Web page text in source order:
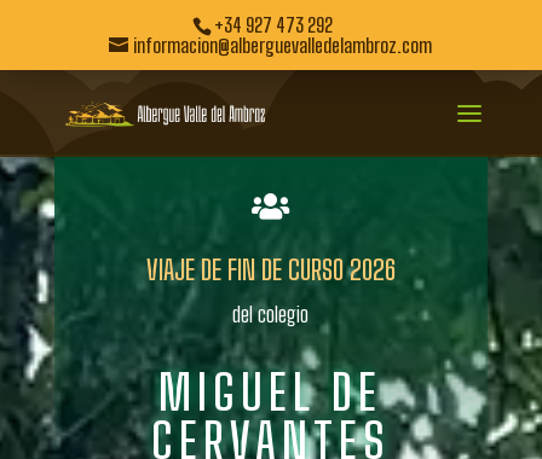
+34 927 473 292
informacion@alberguevalledelambroz.com

VIAJE DE FIN DE CURSO 2026
del colegio
MIGUEL DE
CERVANTES